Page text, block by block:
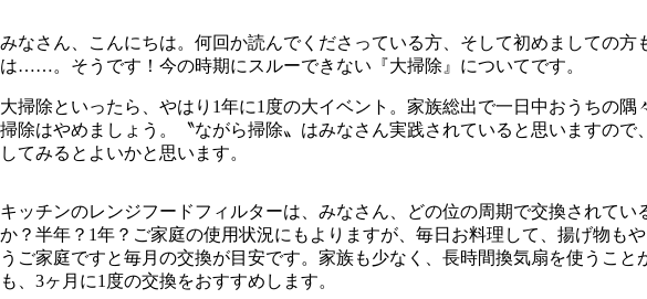
みなさん、こんにちは。何回か読んでくださっている方、そして初めましての
は……。そうです！今の時期にスルーできない『大掃除』についてです。
大掃除といったら、やはり1年に1度の大イベント。家族総出で一日中おうちの
掃除はやめましょう。〝ながら掃除〟はみなさん実践されていると思いますの
してみるとよいかと思います。
キッチンのレンジフードフィルターは、みなさん、どの位の周期で交換されてい
か？半年？1年？ご家庭の使用状況にもよりますが、毎日お料理して、揚げ物も
うご家庭ですと毎月の交換が目安です。家族も少なく、長時間換気扇を使うこと
も、3ヶ月に1度の交換をおすすめします。